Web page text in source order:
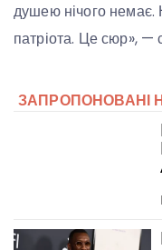
душею нічого немає.
патріота. Це сюр», —